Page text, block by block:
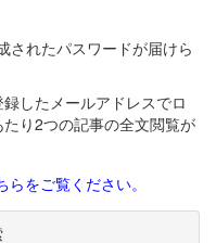
されたパスワードが届けら
したメールアドレスでロ
り2つの記事の全文閲覧が
をご覧ください。